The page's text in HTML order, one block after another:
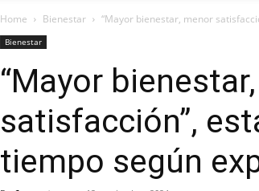
Home Bienestar “Mayor bienestar, menor
Bienestar
“Mayor
satisfacción”,
tiempo según